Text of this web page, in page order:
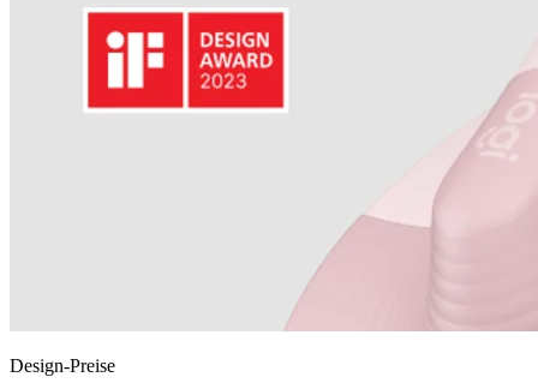
Design-Preise